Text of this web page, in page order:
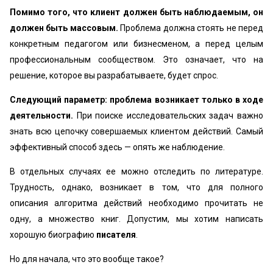
Помимо того, что клиент должен быть наблюдаемым, он
должен быть массовым. Проблема должна стоять не перед
конкретным педагогом или бизнесменом, а перед целым
профессиональным сообществом. Это означает, что на
решение, которое вы разрабатываете, будет спрос.
Следующий параметр: проблема возникает только в ходе
деятельности. При поиске исследовательских задач важно
знать всю цепочку совершаемых клиентом действий. Самый
эффективный способ здесь — опять же наблюдение.
В отдельных случаях ее можно отследить по литературе.
Трудность, однако, возникает в том, что для полного
описания алгоритма действий необходимо прочитать не
одну, а множество книг. Допустим, мы хотим написать
хорошую биографию писателя
Но для начала, что это вообще такое?